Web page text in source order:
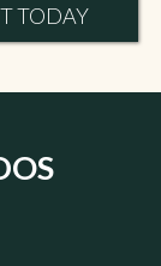
TODAY